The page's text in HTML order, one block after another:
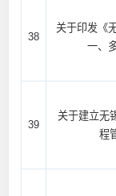
38
关于印发《
一、
39
关于建立无
程